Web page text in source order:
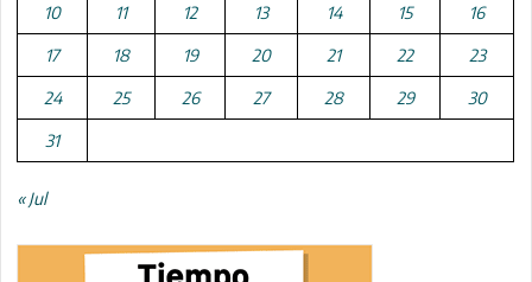
10 11 12 13 14 15 16
17 18 19 20 21 22 23
24 25 26 27 28 29 30
31
« Jul